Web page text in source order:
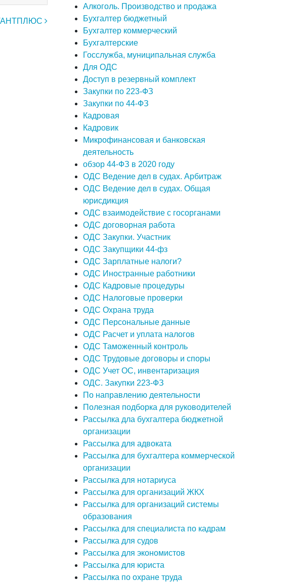
Алкоголь. Производство и продажа
Бухгалтер бюджетный
Бухгалтер коммерческий
Бухгалтерские
Госслужба, муниципальная служба
Для ОДС
Доступ в резервный комплект
Закупки по 223-ФЗ
Закупки по 44-ФЗ
Кадровая
Кадровик
Микрофинансовая и банковская
деятельность
обзор 44-ФЗ в 2020 году
ОДС Ведение дел в судах. Арбитраж
ОДС Ведение дел в судах. Общая
юрисдикция
ОДС взаимодействие с госорганами
ОДС договорная работа
ОДС Закупки. Участник
ОДС Закупщики 44-фз
ОДС Зарплатные налоги?
ОДС Иностранные работники
ОДС Кадровые процедуры
ОДС Налоговые проверки
ОДС Охрана труда
ОДС Персональные данные
ОДС Расчет и уплата налогов
ОДС Таможенный контроль
ОДС Трудовые договоры и споры
ОДС Учет ОС, инвентаризация
ОДС. Закупки 223-ФЗ
По направлению деятельности
Полезная подборка для руководителей
Рассылка дла бухгалтера бюджетной
организации
Рассылка для адвоката
Рассылка для бухгалтера коммерческой
организации
Рассылка для нотариуса
Рассылка для организаций ЖКХ
Рассылка для организаций системы
образования
Рассылка для специалиста по кадрам
Рассылка для судов
Рассылка для экономистов
Рассылка для юриста
Рассылка по охране труда